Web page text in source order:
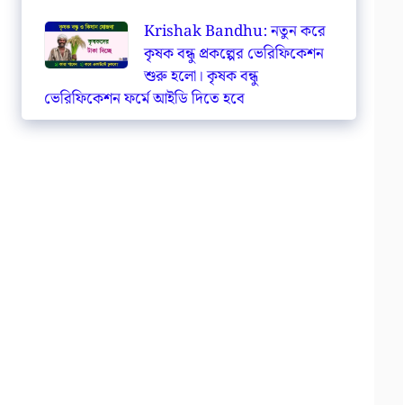
Krishak Bandhu: নতুন করে
কৃষক বন্ধু প্রকল্পের ভেরিফিকেশন
শুরু হলো। কৃষক বন্ধু
ভেরিফিকেশন ফর্মে আইডি দিতে হবে